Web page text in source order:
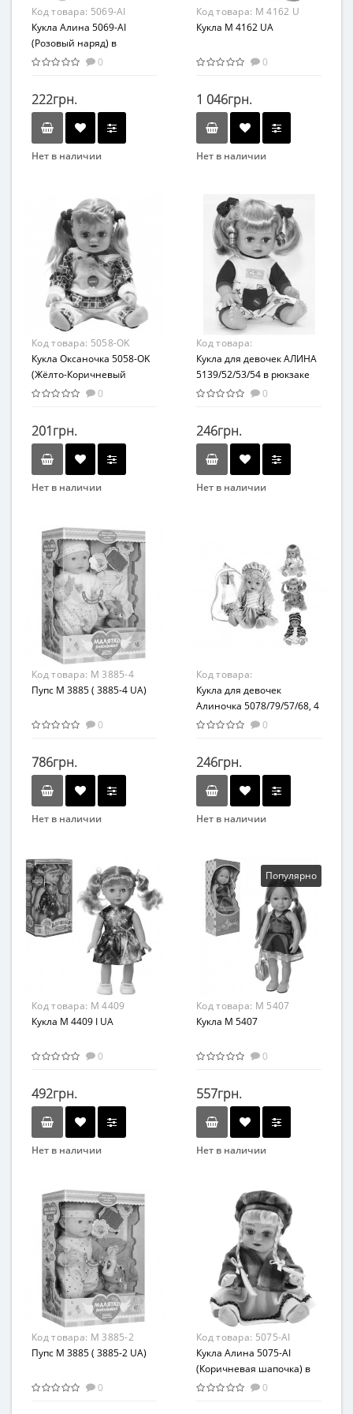
Код товара: 5069-AI
Кукла Алина 5069-AI
(Розовый наряд) в
рюкзаке
0
222грн.
Нет в наличии
Возраст
от 3 лет
Материал
Комбинированный
Код товара: M 4162 U
Кукла M 4162 UA
0
1 046грн.
Нет в наличии
Возраст
от 3 лет
Материал
Код товара: 5058-OK
Кукла Оксаночка 5058-OK
(Жёлто-Коричневый
наряд)
0
201грн.
Нет в наличии
Возраст
от 3 лет
Материал
Комбинированный
Код товара:
5139/52/53/54
Кукла для девочек АЛИНА
5139/52/53/54 в рюкзаке
0
246грн.
Нет в наличии
От 3 лет
Код товара: M 3885-4
Пупс M 3885 ( 3885-4 UA)
0
786грн.
Нет в наличии
Возраст
От 3-х лет
Код товара:
5078/79/57/68
Кукла для девочек
Алиночка 5078/79/57/68, 4
вида
0
246грн.
Нет в наличии
Возраст
От 3-х лет
Возрастная группа
От 3 лет
Код товара: M 4409
Кукла M 4409 I UA
0
492грн.
Нет в наличии
Возраст
от 3 лет
Материал
Комбинированный
Популярно
Код товара: M 5407
Кукла M 5407
0
557грн.
Нет в наличии
Развивающая игрушка
Возраст
от 3 лет
Материал
Пластик
Код товара: M 3885-2
Пупс M 3885 ( 3885-2 UA)
0
Код товара: 5075-AI
Кукла Алина 5075-AI
(Коричневая шапочка) в
рюкзаке
0